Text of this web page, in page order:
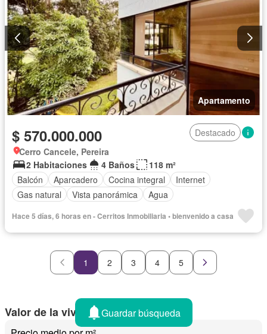
Apartamento
$ 570.000.000
Destacado
Cerro Cancele, Pereira
2 Habitaciones
4 Baños
118 m²
Balcón
Aparcadero Cocina integral
Internet
Gas natural
Vista panorámica Agua
Hace 5 días, 6 horas en - Cerritos Inmobiliaria • bienvenido a casa
1 2 3 4 5
Valor de la vivienda en Pereira
Guardar búsqueda